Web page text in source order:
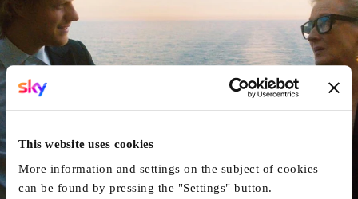
This website uses cookies
More information and settings on the subject of cookies
can be found by pressing the "Settings" button.